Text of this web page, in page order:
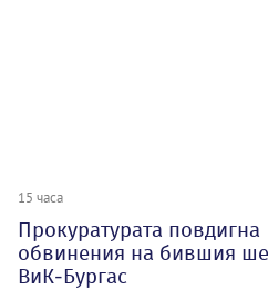
15 часа
Прокуратурата повдигна
обвинения на бившия
ВиК-Бургас